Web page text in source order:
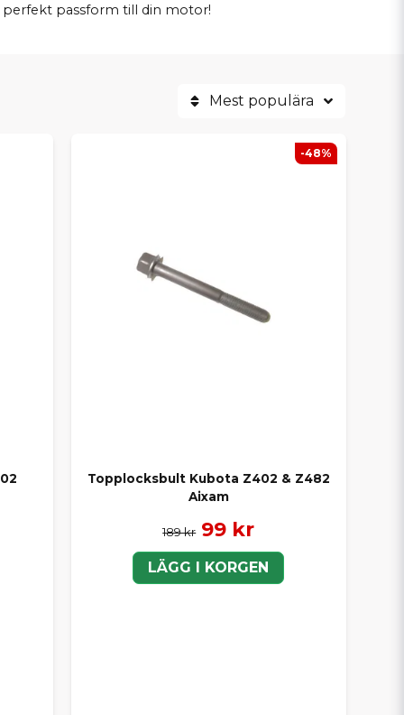
perfekt passform till din motor!
Mest populära
Topplocksbult Kubota Z402 & Z482
Aixam
189 kr 99 kr
LÄGG I KORGEN
-48%